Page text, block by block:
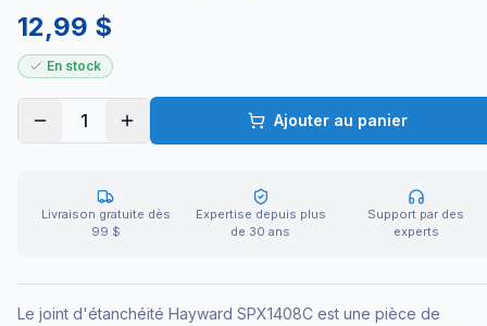
12,99 $
En stock
1 Ajouter au panier
Livraison gratuite dès
99 $
Expertise depuis plus
de 30 ans
Support par des
experts
Le joint d'étanchéité Hayward SPX1408C est une pièce de